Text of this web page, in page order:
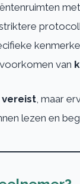
van
vereist , maar
lezen en